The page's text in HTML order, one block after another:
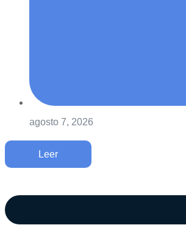
agosto 7, 2026
Leer